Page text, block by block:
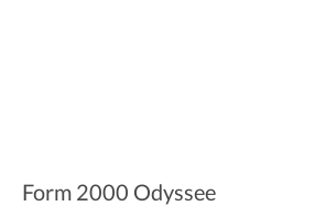
Form 2000 Odyssee